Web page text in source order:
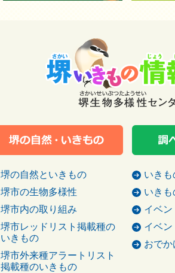
堺の自然といきもの
堺市の生物多様性
堺市内の取り組み
堺市レッドリスト掲載種の
いきもの
堺市外来種アラートリスト
掲載種のいきもの
いき
いき
イベン
イベ
おでか